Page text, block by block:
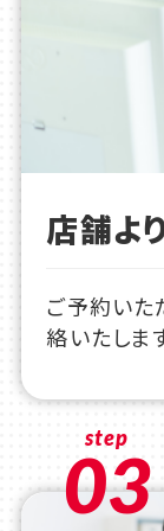
店舗よ
ご予約いた
絡いたしま
step
03